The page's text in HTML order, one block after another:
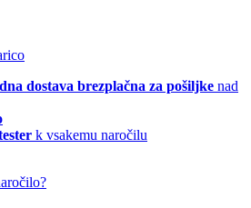
dostava brezplačna za pošiljke nad
k vsakemu naročilu